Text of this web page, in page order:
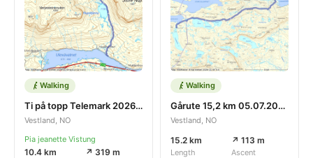
Walking
Ti på topp Telemark 2026 - Nupsredet 1362 moh gjennom vakre Nupsdalen, Haukeli 10 km En nydelig tur, virkelig vakkert ☀️⛰️😍❤️🇳🇴 Da er alle 135 topper / turer gjennomført i Telemark, jeg ble nr 2
Vestland, NO
Pia jeanette Vistung
10.4 km ↗ 319 m
Walking
Gårute 15,2 km 05.07.2026
Vestland, NO
15.2 km
Length
↗ 113 m
Ascent